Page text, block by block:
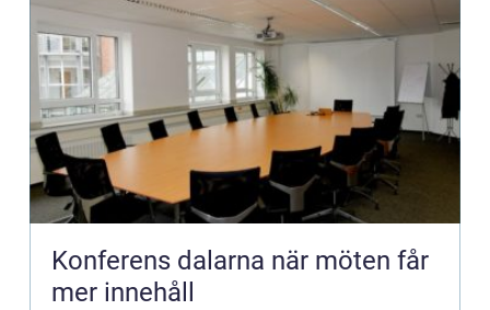
Konferens dalarna när möten får
mer innehåll